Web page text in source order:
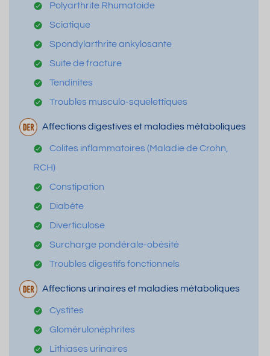
Polyarthrite Rhumatoide
Sciatique
Spondylarthrite ankylosante
Suite de fracture
Tendinites
Troubles musculo-squelettiques
Affections digestives et maladies métaboliques
Colites inflammatoires (Maladie de Crohn,
RCH)
Constipation
Diabète
Diverticulose
Surcharge pondérale-obésité
Troubles digestifs fonctionnels
Affections urinaires et maladies métaboliques
Cystites
Glomérulonéphrites
Lithiases urinaires